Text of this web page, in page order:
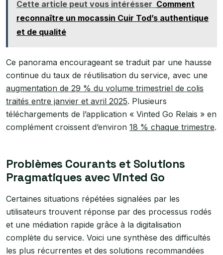
Cette article peut vous intérésser Comment
reconnaître un mocassin Cuir Tod’s authentique
et de qualité
Ce panorama encourageant se traduit par une hausse
continue du taux de réutilisation du service, avec une
augmentation de 29 % du volume trimestriel de colis
traités entre janvier et avril 2025. Plusieurs
téléchargements de l’application « Vinted Go Relais » en
complément croissent d’environ 18 % chaque trimestre.
Problèmes Courants et Solutions
Pragmatiques avec Vinted Go
Certaines situations répétées signalées par les
utilisateurs trouvent réponse par des processus rodés
et une médiation rapide grâce à la digitalisation
complète du service. Voici une synthèse des difficultés
les plus récurrentes et des solutions recommandées